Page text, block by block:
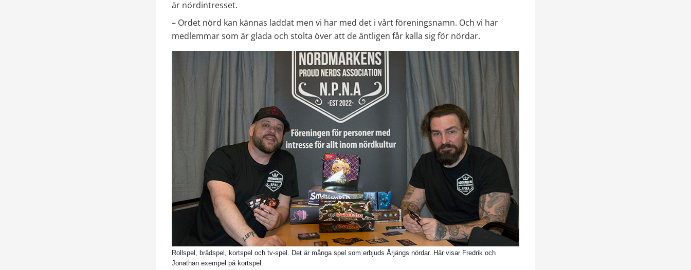
är nördintresset.
– Ordet nörd kan kännas laddat men vi har med det i vårt föreningsnamn. Och vi har
medlemmar som är glada och stolta över att de äntligen får kalla sig för nördar.
Rollspel, brädspel, kortspel och tv-spel. Det är många spel som erbjuds Årjängs nördar. Här visar Fredrik och
Jonathan exempel på kortspel.